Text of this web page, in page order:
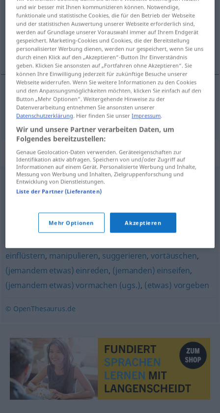
Übersicht aller Übersetzungen
(Für mehr Details die Übersetzung anklicken/antippen)
подавать <подать> на стол
подавать<подать> настол auftischen
Synonyme für "auftischen"
(jemandem mit etwas) aufwarten
,servieren,anrichten
einflüstern, manipulieren, suggerieren,vortäuschen,
(jemandem etwas) einreden, (jemanden) einseifen,
(jemandem etwas) vormachen (ugs.), (etwas) vorgeben
© OpenThesaurus.de
und wir besser mit Ihnen kommunizieren können. Notwendige,
funktionale und statistische Cookies, die für den Betrieb der Webseite
und der statistischen Auswertung unserer Webseite erforderlich sind,
werden auf Grundlage unserer Vorauswahl immer auf Ihrem Endgerät
gespeichert. Marketing-Cookies und Cookies, die der Bereitstellung
personalisierter Werbung dienen, werden nur gespeichert, wenn Sie uns
durch einen Klick auf den „Akzeptieren“-Button Ihr Einverständnis
geben. Klicken Sie ansonsten auf „Fortfahren ohne Akzeptieren“. Sie
können Ihre Einwilligung jederzeit für zukünftige Besuche unserer
Webseite widerrufen. Wenn Sie weitere Informationen zu den Cookies
und den Anpassungsmöglichkeiten möchten, klicken Sie einfach auf den
Button „Mehr Optionen“. Weitergehende Hinweise zu der
Datenverarbeitung entnehmen Sie ansonsten unserer
Datenschutzerklärung. Hier finden Sie unserImpressum.
Wir und unsere Partner verarbeiten Daten, um
Folgendes bereitzustellen:
Genaue Geolocation-Daten verwenden. Geräteeigenschaften zur
Identifikation aktiv abfragen. Speichern von und/oder Zugriff auf
Informationen auf einem Gerät. Personalisierte Werbung und Inhalte,
Messung von Werbung und Inhalten, Zielgruppenforschung und
Entwicklung von Dienstleistungen.
Liste der Partner (Lieferanten)
Mehr Optionen Akzeptieren